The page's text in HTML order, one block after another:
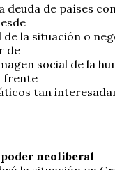
deuda de países
la situación o
de
social de la
frente
tan
neoliberal